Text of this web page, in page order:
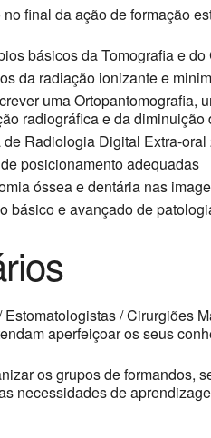
final da ação de formação
básicos da Tomografia e do
da radiação ionizante e
uma Ortopantomografia,
radiográfica e da diminuição
Radiologia Digital Extra-oral
posicionamento adequadas
óssea e dentária nas
básico e avançado de
Estomatologistas / Cirurgiões
aperfeiçoar os seus
os grupos de formandos,
necessidades de